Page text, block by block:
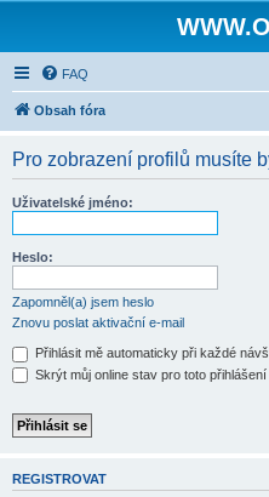
FAQ
Obsah fóra
Pro zobrazení profilů musíte
Uživatelské jméno:
Heslo:
Zapomněl(a) jsem heslo
Znovu poslat aktivační e-mail
Přihlásit mě automaticky při každé
Skrýt můj online stav pro toto přihlášení
REGISTROVAT